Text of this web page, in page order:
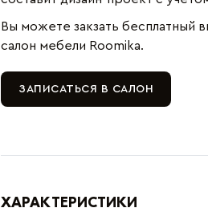
Вы можете закзать бесплатный
салон мебели Roomika.
ЗАПИСАТЬСЯ В САЛОН
ХАРАКТЕРИСТИКИ